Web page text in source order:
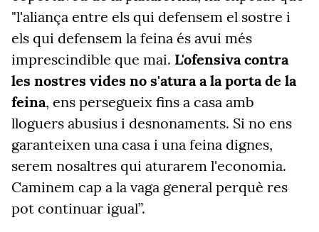
"l'aliança entre els qui defensem el sostre i
els qui defensem la feina és avui més
imprescindible que mai. L'ofensiva contra
les nostres vides no s'atura a la porta de la
feina, ens persegueix fins a casa amb
lloguers abusius i desnonaments. Si no ens
garanteixen una casa i una feina dignes,
serem nosaltres qui aturarem l'economia.
Caminem cap a la vaga general perquè res
pot continuar igual”.